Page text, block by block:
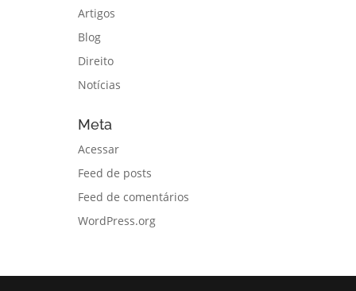
Artigos
Blog
Direito
Notícias
Meta
Acessar
Feed de posts
Feed de comentários
WordPress.org